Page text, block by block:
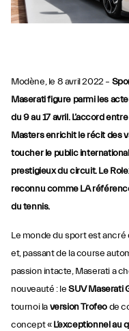
Modène, le 8 avril 2022 –
Maserati figure parmi les
du 9 au 17 avril. L’accord
Masters enrichit le récit des
toucher le public
prestigieux du circuit. Le
reconnu comme LA
du tennis.
Le monde du sport est ancré
et, passant de la course
passion intacte, Maserati a
nouveauté : leSUV Maserati
tournoi laversion Trofeode
concept «L’exceptionnel au